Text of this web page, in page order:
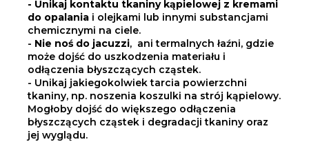
- Unikaj kontaktu tkaniny kąpielowej z kremami
do opalania i olejkami lub innymi substancjami
chemicznymi na ciele.
- Nie noś do jacuzzi, ani termalnych łaźni, gdzie
może dojść do uszkodzenia materiału i
odłączenia błyszczących cząstek.
- Unikaj jakiegokolwiek tarcia powierzchni
tkaniny, np. noszenia koszulki na strój kąpielowy.
Mogłoby dojść do większego odłączenia
błyszczących cząstek i degradacji tkaniny oraz
jej wyglądu.